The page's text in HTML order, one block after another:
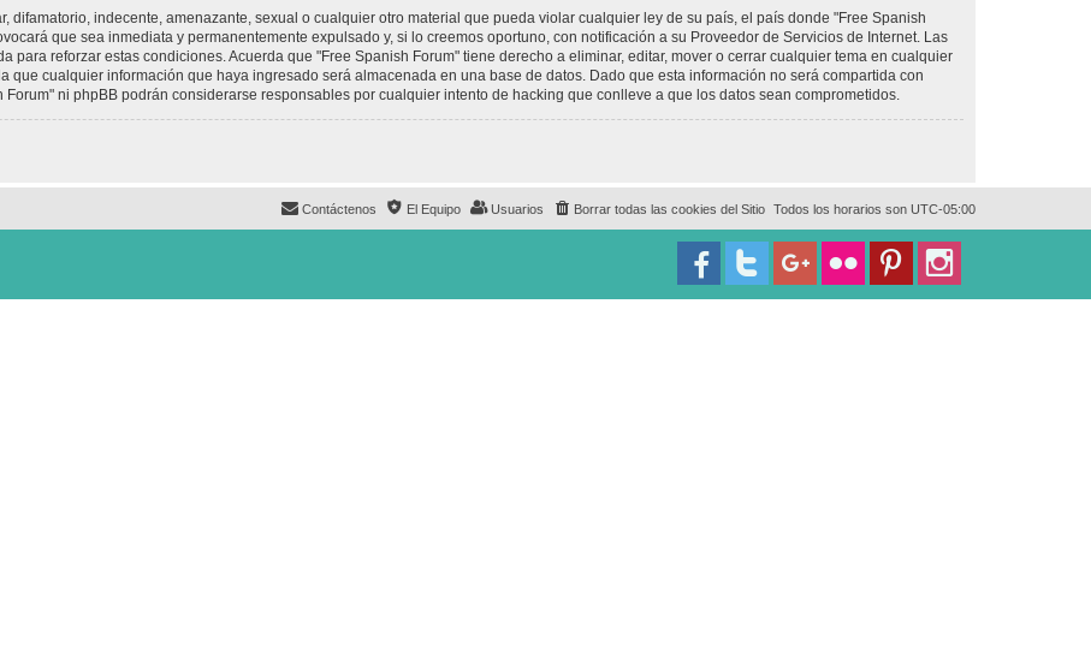
difamatorio, indecente, amenazante, sexual o cualquier otro material que pueda violar cualquier ley de su país, el país donde "Free Spanish
que sea inmediata y permanentemente expulsado y, si lo creemos oportuno, con notificación a su Proveedor de Servicios de Internet. Las
para reforzar estas condiciones. Acuerda que "Free Spanish Forum" tiene derecho a eliminar, editar, mover o cerrar cualquier tema en cualquier
que cualquier información que haya ingresado será almacenada en una base de datos. Dado que esta información no será compartida con
ni phpBB podrán considerarse responsables por cualquier intento de hacking que conlleve a que los datos sean comprometidos.
Todos los horarios son UTC-05:00
Borrar todas las cookies del Sitio
Usuarios
El Equipo
Contáctenos